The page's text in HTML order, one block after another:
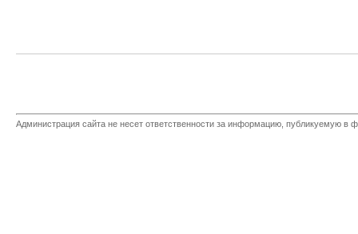
Администрация сайта не несет ответственности за информацию, публикуемую